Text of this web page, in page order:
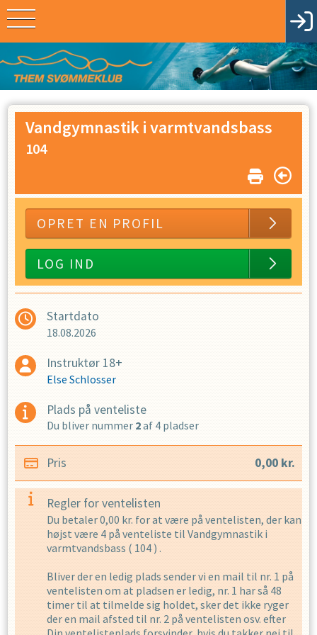
Vandgymnastik i varmtvandsbass
104
OPRET EN PROFIL
LOG IND
Startdato
18.08.2026
Instruktør 18+
Else Schlosser
Plads på venteliste
Du bliver nummer 2af 4 pladser
Pris 0,00 kr.
Regler for ventelisten
Du betaler0,00 kr. for at være på ventelisten, der kan
højst være 4 på venteliste til Vandgymnastik i
varmtvandsbass ( 104 ) .
Bliver der en ledig plads sender vi en mail til nr. 1 på
ventelisten om at pladsen er ledig, nr. 1 har så 48
timer til at tilmelde sig holdet, sker det ikke ryger
der en mail afsted til nr. 2 på ventelisten osv. efter